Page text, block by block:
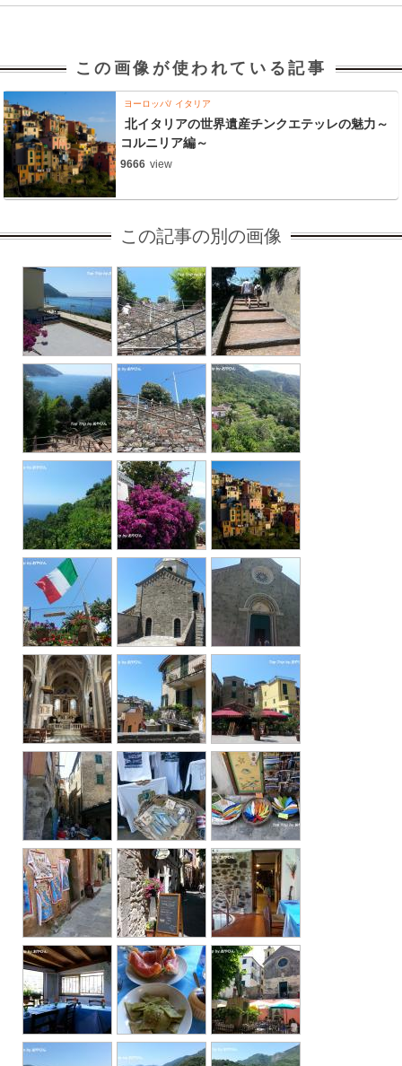
この画像が使われている記事
ヨーロッパ イタリア
北イタリアの世界遺産チンクエテッレの魅力～
コルニリア編～
9666 view
この記事の別の画像